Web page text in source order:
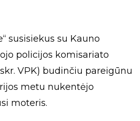
susisiekus su Kauno
policijos komisariato
VPK) budinčiu pareigūnu
metu nukentėjo
moteris.